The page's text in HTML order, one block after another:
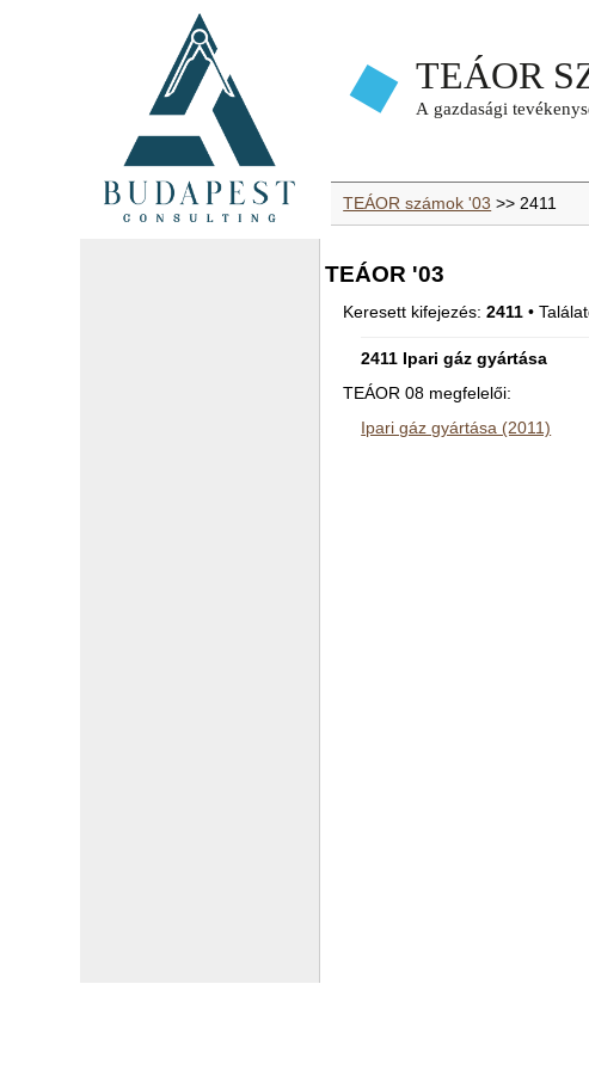
TEÁOR számok '03 >> 2411
TEÁOR '03
Keresett kifejezés:2411 •
2411 Ipari gáz gyártása
TEÁOR 08 megfelelői:
Ipari gáz gyártása (2011)